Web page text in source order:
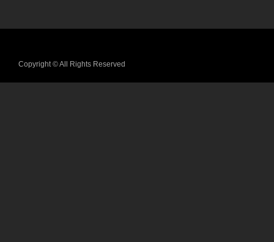
Copyright © All Rights Reserved